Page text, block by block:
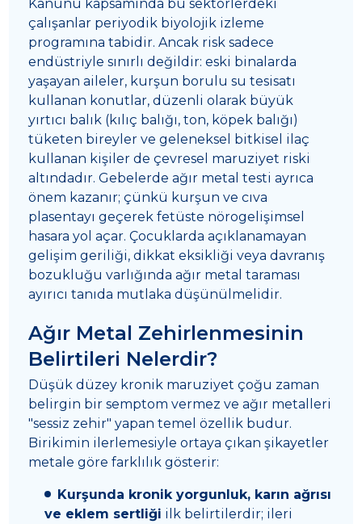
Kanunu kapsamında bu sektörlerdeki
çalışanlar periyodik biyolojik izleme
programına tabidir. Ancak risk sadece
endüstriyle sınırlı değildir: eski binalarda
yaşayan aileler, kurşun borulu su tesisatı
kullanan konutlar, düzenli olarak büyük
yırtıcı balık (kılıç balığı, ton, köpek balığı)
tüketen bireyler ve geleneksel bitkisel ilaç
kullanan kişiler de çevresel maruziyet riski
altındadır. Gebelerde ağır metal testi ayrıca
önem kazanır; çünkü kurşun ve cıva
plasentayı geçerek fetüste nörogelişimsel
hasara yol açar. Çocuklarda açıklanamayan
gelişim geriliği, dikkat eksikliği veya davranış
bozukluğu varlığında ağır metal taraması
ayırıcı tanıda mutlaka düşünülmelidir.
Ağır Metal Zehirlenmesinin
Belirtileri Nelerdir?
Düşük düzey kronik maruziyet çoğu zaman
belirgin bir semptom vermez ve ağır metalleri
"sessiz zehir" yapan temel özellik budur.
Birikimin ilerlemesiyle ortaya çıkan şikayetler
metale göre farklılık gösterir:
Kurşunda kronik yorgunluk, karın ağrısı
ve eklem sertliği ilk belirtilerdir; ileri